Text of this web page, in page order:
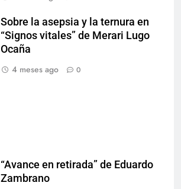
Sobre la asepsia y la ternura en
“Signos vitales” de Merari Lugo
Ocaña
4 meses ago
0
“Avance en retirada” de Eduardo
Zambrano